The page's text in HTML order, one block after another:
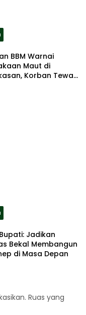
BBM Warnai
Maut di
Korban Tewas
Jadikan
Bekal Membangun
di Masa Depan
Ruas yang